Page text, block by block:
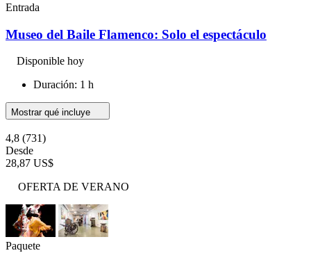
Entrada
Museo del Baile Flamenco: Solo el espectáculo
Disponible hoy
Duración: 1 h
Mostrar qué incluye
4,8 (731)
Desde
28,87 US$
OFERTA DE VERANO
Paquete